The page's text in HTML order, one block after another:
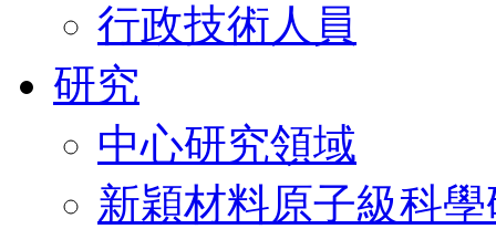
行政技術人員
研究
中心研究領域
新穎材料原子級科